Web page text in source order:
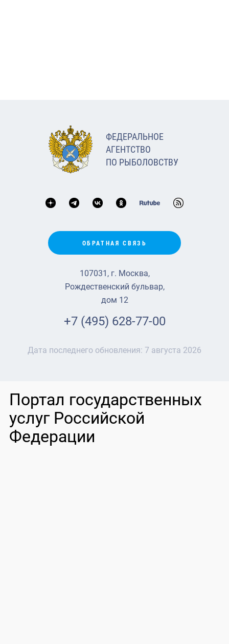
ФЕДЕРАЛЬНОЕ
АГЕНТСТВО
ПО РЫБОЛОВСТВУ
ОБРАТНАЯ СВЯЗЬ
107031, г. Москва,
Рождественский бульвар,
дом 12
+7 (495) 628-77-00
Дата последнего обновления: 7 августа 2026
Портал государственных
услуг Российской
Федерации